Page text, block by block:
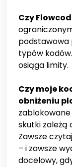
Czy
podstawowa
typów
osiąga limity.
Czy moje
obniżeniu
zablokowane
skutki zależą
Zawsze
– i zawsze
docelowy,